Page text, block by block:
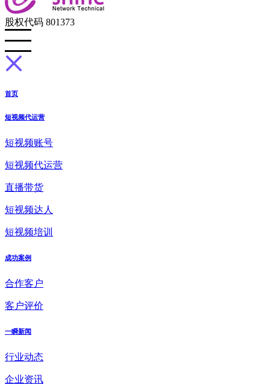
股权代码 801373
首页
短视频代运营
短视频账号
短视频代运营
直播带货
短视频达人
短视频培训
成功案例
合作客户
客户评价
一瞬新闻
行业动态
企业资讯